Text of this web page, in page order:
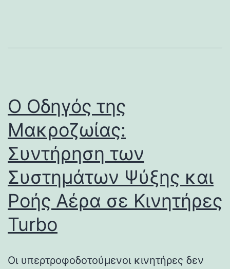
Ο Οδηγός της
Μακροζωίας:
Συντήρηση των
Συστημάτων Ψύξης και
Ροής Αέρα σε Κινητήρες
Turbo
Οι υπερτροφοδοτούμενοι κινητήρες δεν